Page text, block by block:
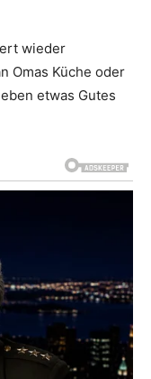
wieder
Omas Küche oder
etwas Gutes